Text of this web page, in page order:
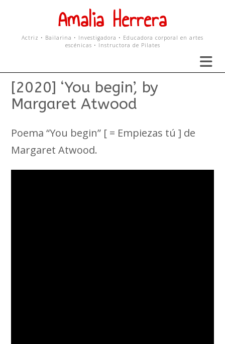
Amalia Herrera
Actriz • Bailarina • Investigadora • Educadora corporal en artes
escénicas • Instructora de Pilates
[2020] ‘You begin’, by
Margaret Atwood
Poema “You begin” [ = Empiezas tú ] de
Margaret Atwood.